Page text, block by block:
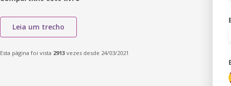
Leia um trecho
Esta página foi vista 2913 vezes desde 24/03/2021